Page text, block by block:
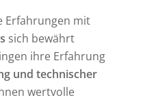
Erfahrungen mit
sich bewährt
ihre Erfahrung
und technischer
wertvolle